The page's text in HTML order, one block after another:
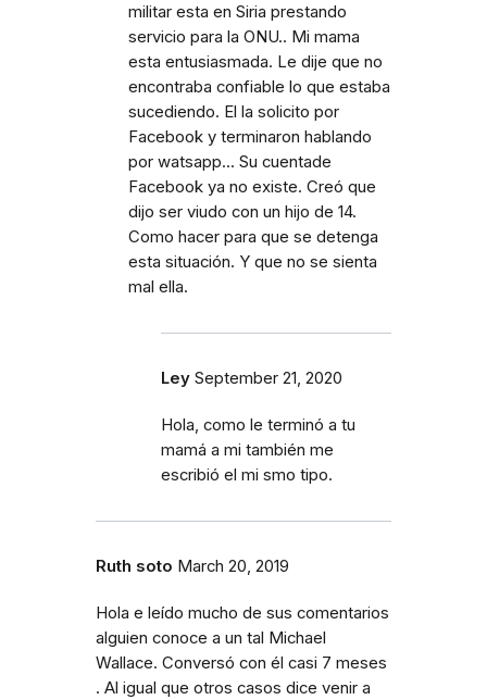
militar esta en Siria prestando
servicio para la ONU.. Mi mama
esta entusiasmada. Le dije que no
encontraba confiable lo que estaba
sucediendo. El la solicito por
Facebook y terminaron hablando
por watsapp... Su cuentade
Facebook ya no existe. Creó que
dijo ser viudo con un hijo de 14.
Como hacer para que se detenga
esta situación. Y que no se sienta
mal ella.
Ley September 21, 2020
Hola, como le terminó a tu
mamá a mi también me
escribió el mi smo tipo.
Ruth soto March 20, 2019
Hola e leído mucho de sus comentarios
alguien conoce a un tal Michael
Wallace. Conversó con él casi 7 meses
. Al igual que otros casos dice venir a